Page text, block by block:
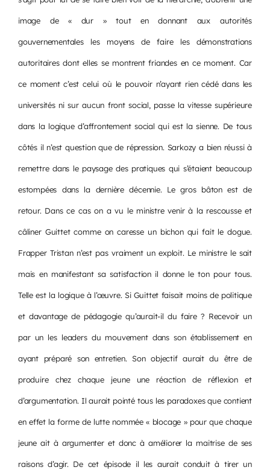
image de « dur » tout en donnant aux autorités
gouvernementales les moyens de faire les démonstrations
autoritaires dont elles se montrent friandes en ce moment. Car
ce moment c’est celui où le pouvoir n’ayant rien cédé dans les
universités ni sur aucun front social, passe la vitesse supérieure
dans la logique d’affrontement social qui est la sienne. De tous
côtés il n’est question que de répression. Sarkozy a bien réussi à
remettre dans le paysage des pratiques qui s’étaient beaucoup
estompées dans la dernière décennie. Le gros bâton est de
retour. Dans ce cas on a vu le ministre venir à la rescousse et
câliner Guittet comme on caresse un bichon qui fait le dogue.
Frapper Tristan n’est pas vraiment un exploit. Le ministre le sait
mais en manifestant sa satisfaction il donne le ton pour tous.
Telle est la logique à l’œuvre. Si Guittet faisait moins de politique
et davantage de pédagogie qu’aurait-il du faire ? Recevoir un
par un les leaders du mouvement dans son établissement en
ayant préparé son entretien. Son objectif aurait du être de
produire chez chaque jeune une réaction de réflexion et
d’argumentation. Il aurait pointé tous les paradoxes que contient
en effet la forme de lutte nommée « blocage » pour que chaque
jeune ait à argumenter et donc à améliorer la maitrise de ses
raisons d’agir. De cet épisode il les aurait conduit à tirer un